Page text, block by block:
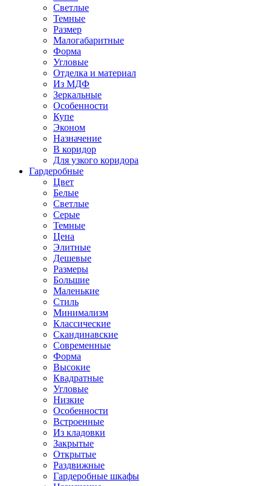
Светлые
Темные
Размер
Малогабаритные
Форма
Угловые
Отделка и материал
Из МДФ
Зеркальные
Особенности
Купе
Эконом
Назначение
В коридор
Для узкого коридора
Гардеробные
Цвет
Белые
Светлые
Серые
Темные
Цена
Элитные
Дешевые
Размеры
Большие
Маленькие
Стиль
Минимализм
Классические
Скандинавские
Современные
Форма
Высокие
Квадратные
Угловые
Низкие
Особенности
Встроенные
Из кладовки
Закрытые
Открытые
Раздвижные
Гардеробные шкафы